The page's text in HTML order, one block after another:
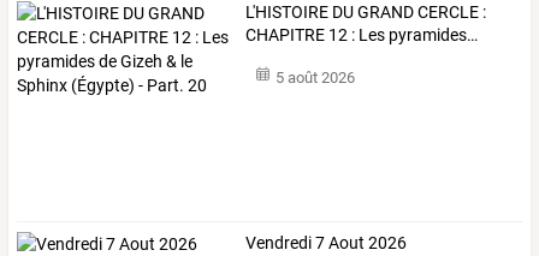
L'HISTOIRE DUGRANDCERCLE :
CHAPITRE 12 : Les pyramides…
5 août 2026
Vendredi 7 Aout 2026